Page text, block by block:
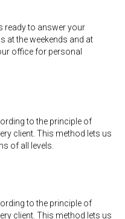
ready to answer your
at the weekends and at
office for personal
to the principle of
client. This method lets us
of all levels.
to the principle of
client. This method lets us